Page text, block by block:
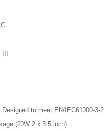
to meet EN/IEC61000-3-2
(20W 2 x 3.5 inch)